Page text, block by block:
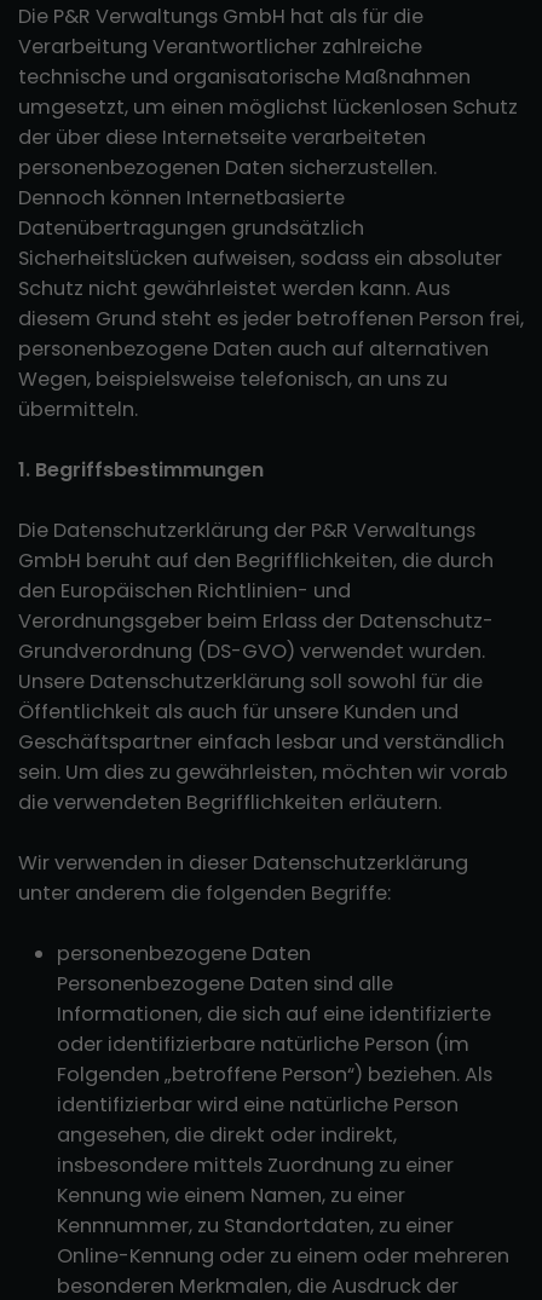
Die P&R Verwaltungs GmbH hat als für die
Verarbeitung Verantwortlicher zahlreiche
technische und organisatorische Maßnahmen
umgesetzt, um einen möglichst lückenlosen Schutz
der über diese Internetseite verarbeiteten
personenbezogenen Daten sicherzustellen.
Dennoch können Internetbasierte
Datenübertragungen grundsätzlich
Sicherheitslücken aufweisen, sodass ein absoluter
Schutz nicht gewährleistet werden kann. Aus
diesem Grund steht es jeder betroffenen Person frei,
personenbezogene Daten auch auf alternativen
Wegen, beispielsweise telefonisch, an uns zu
übermitteln.
1. Begriffsbestimmungen
Die Datenschutzerklärung der P&R Verwaltungs
GmbH beruht auf den Begrifflichkeiten, die durch
den Europäischen Richtlinien- und
Verordnungsgeber beim Erlass der Datenschutz-
Grundverordnung (DS-GVO) verwendet wurden.
Unsere Datenschutzerklärung soll sowohl für die
Öffentlichkeit als auch für unsere Kunden und
Geschäftspartner einfach lesbar und verständlich
sein. Um dies zu gewährleisten, möchten wir vorab
die verwendeten Begrifflichkeiten erläutern.
Wir verwenden in dieser Datenschutzerklärung
unter anderem die folgenden Begriffe:
personenbezogene Daten
Personenbezogene Daten sind alle
Informationen, die sich auf eine identifizierte
oder identifizierbare natürliche Person (im
Folgenden „betroffene Person“) beziehen. Als
identifizierbar wird eine natürliche Person
angesehen, die direkt oder indirekt,
insbesondere mittels Zuordnung zu einer
Kennung wie einem Namen, zu einer
Kennnummer, zu Standortdaten, zu einer
Online-Kennung oder zu einem oder mehreren
besonderen Merkmalen, die Ausdruck der